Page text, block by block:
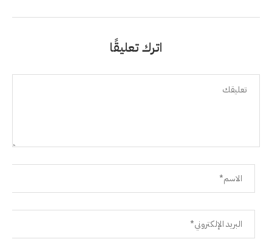
اترك تعليقًا